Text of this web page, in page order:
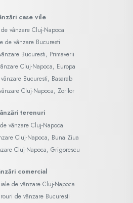
case vile
vânzare Cluj-Napoca
de vânzare Bucuresti
Bucuresti, Primaverii
Cluj-Napoca, Europa
Bucuresti, Basarab
Cluj-Napoca, Zorilor
terenuri
vânzare Cluj-Napoca
Cluj-Napoca, Buna Ziua
Cluj-Napoca, Grigorescu
comercial
de vânzare Cluj-Napoca
de vânzare Bucuresti